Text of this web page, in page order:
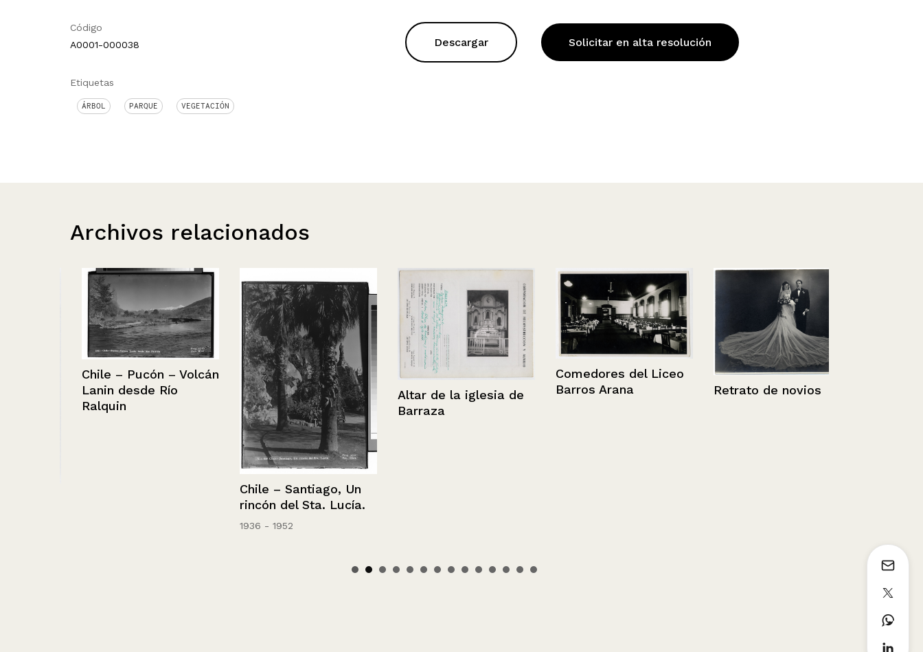
Código
A0001-000038
Etiquetas
ÁRBOL PARQUE VEGETACIÓN
Descargar Solicitar en alta resolución
Archivos relacionados
Chile – Pucón – Volcán
Lanin desde Río
Ralquin
Chile – Santiago, Un
rincón del Sta. Lucía.
1936 - 1952
Altar de la iglesia de
Barraza
Comedores del Liceo
Barros Arana
Retrato de novios